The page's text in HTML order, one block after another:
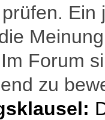
Forum
zu